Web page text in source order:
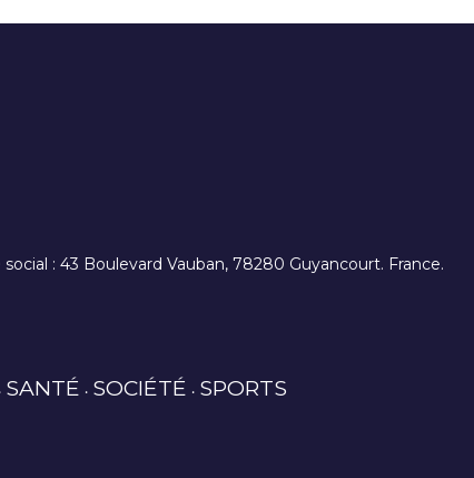
: 43 Boulevard Vauban, 78280 Guyancourt. France.
SANTÉ SOCIÉTÉ SPORTS